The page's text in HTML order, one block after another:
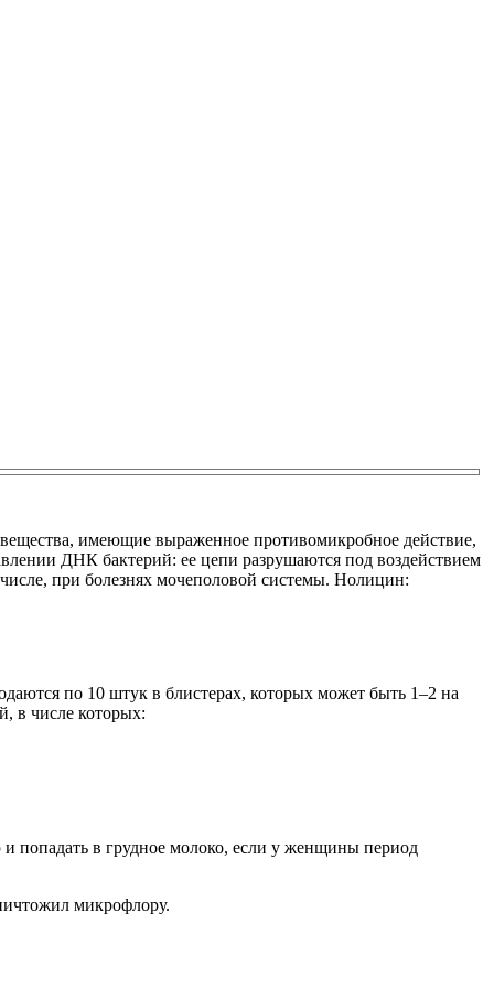
имеющие выраженное противомикробное действие,
ДНК бактерий: ее цепи разрушаются под воздействием
числе, при болезнях мочеполовой системы. Нолицин:
по 10 штук в блистерах, которых может быть 1–2 на
в числе которых:
и попадать в грудное молоко, если у женщины период
микрофлору.